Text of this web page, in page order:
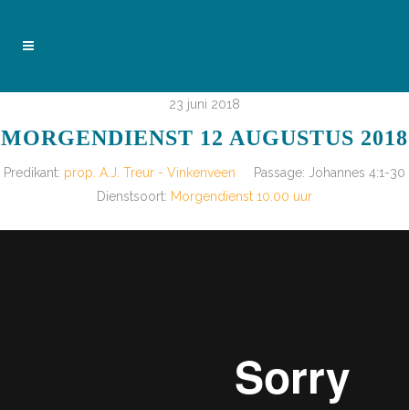
23 juni 2018
MORGENDIENST 12 AUGUSTUS 2018
Predikant: prop. A.J. Treur - Vinkenveen Passage: Johannes 4:1-30
Dienstsoort: Morgendienst 10.00 uur